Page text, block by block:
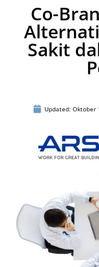
Co-
Sakit
Updated: Oktober